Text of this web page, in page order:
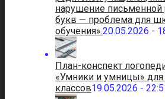
нарушение письменной
букв — проблема для
обучения».20.05.2026 -
План-конспект
«Умники и умницы» для
классов19.05.2026 -